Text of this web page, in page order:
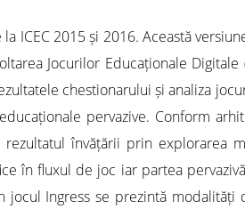
ICEC 2015 și 2016. Această
Jocurilor Educaționale Digitale
chestionarului și analiza
pervazive. Conform
învățării prin explorarea
în fluxul de joc iar partea
jocul Ingress se prezintă modalități